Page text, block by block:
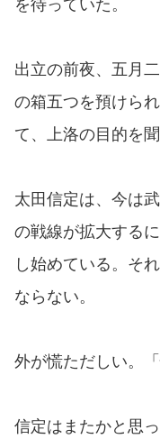
を待っていた。
出立の前夜、五月
の箱五つを預けら
て、上洛の目的を聞
太田信定は、今は
の戦線が拡大する
し始めている。そ
ならない。
外が慌ただしい。
信定はまたかと思